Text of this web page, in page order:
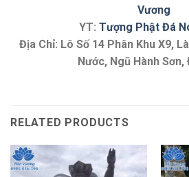
Vương
YT: Tượng Phật Đá
Địa Chỉ: Lô Số 14 Phân Khu X9,
Nước, Ngũ Hành Sơn,
RELATED PRODUCTS